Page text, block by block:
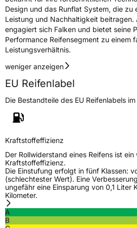
Design und das Runflat System, die zu
Leistung und Nachhaltigkeit beitragen.
engagiert sich Falken und bietet seine
Performance Reifensegment zu einem
Leistungsverhältnis.
weniger anzeigen
EU Reifenlabel
Die Bestandteile des EU Reifenlabels
Kraftstoffeffizienz
Der Rollwiderstand eines Reifens ist
Kraftstoffeffizienz.
Die Einstufung erfolgt in fünf Klassen:
(schlechtester Wert). Eine
ungefähr eine Einsparung von 0,1 Liter
Kilometer.
A
B